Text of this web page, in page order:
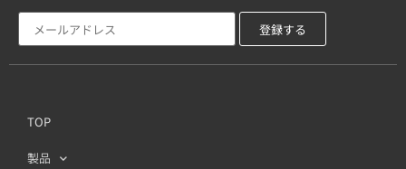
TOP
製品